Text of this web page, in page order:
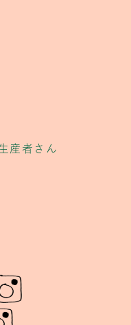
産者さん